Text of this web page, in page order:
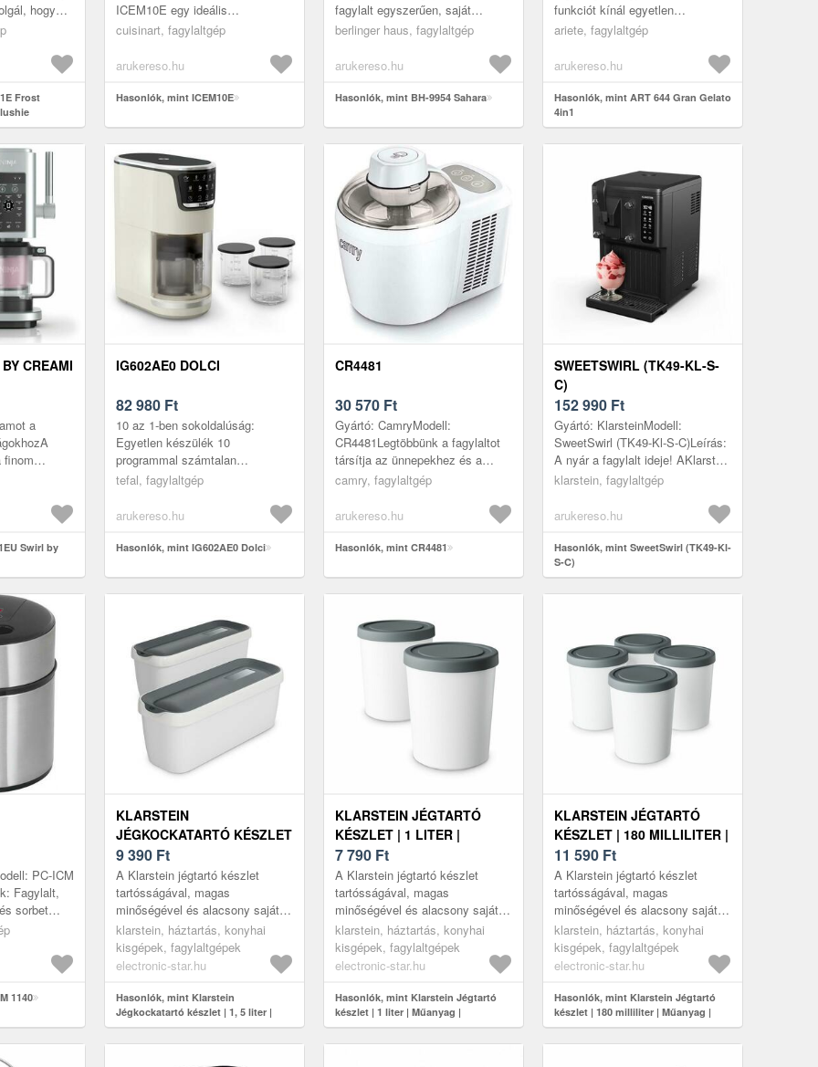
hogy
Frost
ICEM10E egy ideális
fagylaltkészítő azok számára,
szeretnének otthon...
cuisinart, fagylaltgép
arukereso.hu
Hasonlók, mint ICEM10E
fagylalt egyszerűen, saját
ízlésed szerintA nyári melegben
házila...
berlinger haus, fagylaltgép
arukereso.hu
Hasonlók, mint BH-9954 Sahara
funkciót kínál egyetlen
készülékben: klasszikus krémes
gyümölc...
ariete, fagylaltgép
arukereso.hu
Hasonlók, mint ART 644 Gran Gelato
4in1
CREAMI
a
finom
egyetlen
Swirl by
IG602AE0 DOLCI
82 980 Ft
10 az 1-ben sokoldalúság:
Egyetlen készülék 10
programmal számtalan
fagyasztott finomsághozMix‑In
fagylaltját cs...
tefal, fagylaltgép
arukereso.hu
Hasonlók, mint IG602AE0 Dolci
CR4481
30 570 Ft
Gyártó: CamryModell:
CR4481Legtöbbünk a fagylaltot
társítja az ünnepekhez és a
pihenéshez egy hosszú munka
módja annak, ...
camry, fagylaltgép
arukereso.hu
Hasonlók, mint CR4481
SWEETSWIRL (TK49-KL-S-
C)
152 990 Ft
Gyártó: KlarsteinModell:
SweetSwirl (TK49-Kl-S-C)Leírás:
A nyár a fagylalt ideje! AKlarstein
SweetSwirl fagylaltkészítővel
klarstein, fagylaltgép
arukereso.hu
Hasonlók, mint SweetSwirl (TK49-Kl-
S-C)
PC-ICM
Fagylalt,
sorbet
acél
1140
KLARSTEIN
JÉGKOCKATARTÓ KÉSZLET
| 1, 5 LITER | MŰANYAG |
MOSOGATÓGÉPBEN
MOSHATÓ
9 390 Ft
A Klarstein jégtartó készlet
tartósságával, magas
minőségével és alacsony saját
tömegével tűnik ki – a tökéletes
kiegészítő különösen nagy
mennyisé...
klarstein, háztartás, konyhai
kisgépek, fagylaltgépek
electronic-star.hu
Hasonlók, mint Klarstein
Jégkockatartó készlet | 1, 5 liter |
Műanyag | Mosogatógépben
mosható
KLARSTEIN JÉGTARTÓ
KÉSZLET | 1 LITER |
MŰANYAG |
MOSOGATÓGÉPBEN
MOSHATÓ
7 790 Ft
A Klarstein jégtartó készlet
tartósságával, magas
minőségével és alacsony saját
tömegével győz meg – a
tökéletes kiegészítő nagyobb
jég-, slushie- ...
klarstein, háztartás, konyhai
kisgépek, fagylaltgépek
electronic-star.hu
Hasonlók, mint Klarstein Jégtartó
készlet | 1 liter | Műanyag |
Mosogatógépben mosható
KLARSTEIN JÉGTARTÓ
KÉSZLET | 180 MILLILITER |
MŰANYAG |
MOSOGATÓGÉPBEN
MOSHATÓ
11 590 Ft
A Klarstein jégtartó készlet
tartósságával, magas
minőségével és alacsony saját
súlyával győz meg – a tökéletes
kiegészítő adagolt jég-, slushie-
é...
klarstein, háztartás, konyhai
kisgépek, fagylaltgépek
electronic-star.hu
Hasonlók, mint Klarstein Jégtartó
készlet | 180 milliliter | Műanyag |
Mosogatógépben mosható